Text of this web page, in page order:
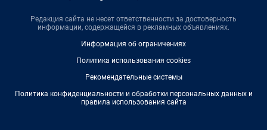
Редакция сайта не несет ответственности за достоверность
информации, содержащейся в рекламных объявлениях.
Информация об ограничениях
Политика использования cookies
Рекомендательные системы
Политика конфиденциальности и обработки персональных данных и
правила использования сайта